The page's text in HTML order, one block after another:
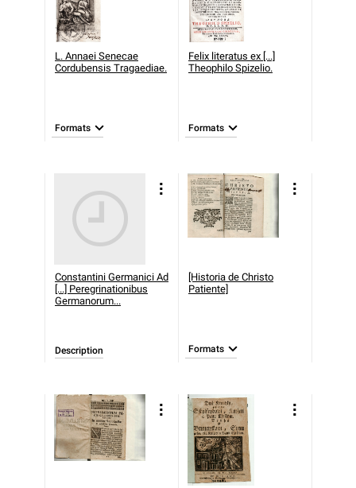
L. Annaei Senecae
Cordubensis Tragaediae.
Formats
Felix literatus ex [...]
Theophilo Spizelio.
Formats
Constantini Germanici Ad
[...] Peregrinationibus
Germanorum...
Description
[Historia de Christo
Patiente]
Formats